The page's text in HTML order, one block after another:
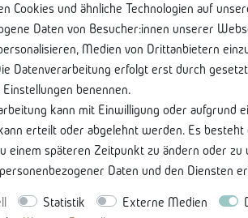
Impressum
Cookies und ähnliche Technologien auf
Daten von Besucher:innen unserer
Medien von Drittanbietern
Datenverarbeitung erfolgt erst durch
benennen.
kann mit Einwilligung oder aufgrund
erteilt oder abgelehnt werden. Es besteht
einem späteren Zeitpunkt zu ändern oder
Daten und den Diensten
Statistik Externe Medien